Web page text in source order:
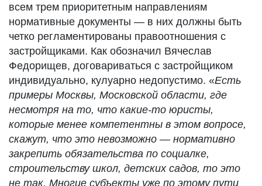
всем трем приоритетным направлениям
нормативные документы — в них должны быть
четко регламентированы правоотношения с
застройщиками. Как обозначил Вячеслав
Федорищев, договариваться с застройщиком
индивидуально, кулуарно недопустимо. «Есть
примеры Москвы, Московской области, где
несмотря на то, что какие-то юристы,
которые менее компетентны в этом вопросе,
скажут, что это невозможно — нормативно
закрепить обязательства по социалке,
строительству школ, детских садов, то это
не так. Многие субъекты уже по этому пути